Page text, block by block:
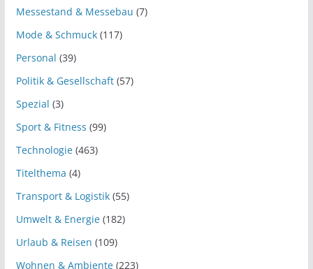
Messestand & Messebau (7)
Mode & Schmuck(117)
Personal (39)
Politik & Gesellschaft(57)
Spezial (3)
Sport & Fitness (99)
Technologie(463)
Titelthema (4)
Transport & Logistik(55)
Umwelt & Energie(182)
Urlaub & Reisen (109)
Wohnen & Ambiente(223)